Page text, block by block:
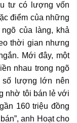
tư có lượng vốn
điểm của những
của làng, khả
thời gian nhưng
Mới đây, một
nhau trong ngõ
số lượng lớn nên
nhờ tôi bán lẻ với
160 triệu đồng
anh Hoạt cho